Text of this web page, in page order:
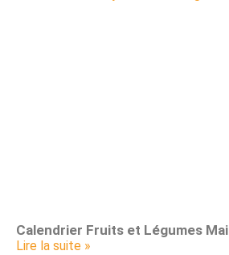
Calendrier Fruits et Légumes Mai
Lire la suite »